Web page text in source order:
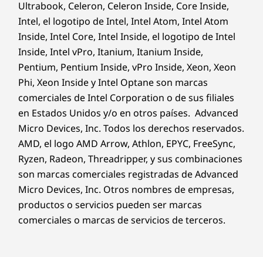
Ultrabook, Celeron, Celeron Inside, Core Inside,
Intel, el logotipo de Intel, Intel Atom, Intel Atom
Inside, Intel Core, Intel Inside, el logotipo de Intel
Inside, Intel vPro, Itanium, Itanium Inside,
Pentium, Pentium Inside, vPro Inside, Xeon, Xeon
Phi, Xeon Inside y Intel Optane son marcas
comerciales de Intel Corporation o de sus filiales
en Estados Unidos y/o en otros países. Advanced
Micro Devices, Inc. Todos los derechos reservados.
AMD, el logo AMD Arrow, Athlon, EPYC, FreeSync,
Ryzen, Radeon, Threadripper, y sus combinaciones
son marcas comerciales registradas de Advanced
Micro Devices, Inc. Otros nombres de empresas,
productos o servicios pueden ser marcas
comerciales o marcas de servicios de terceros.